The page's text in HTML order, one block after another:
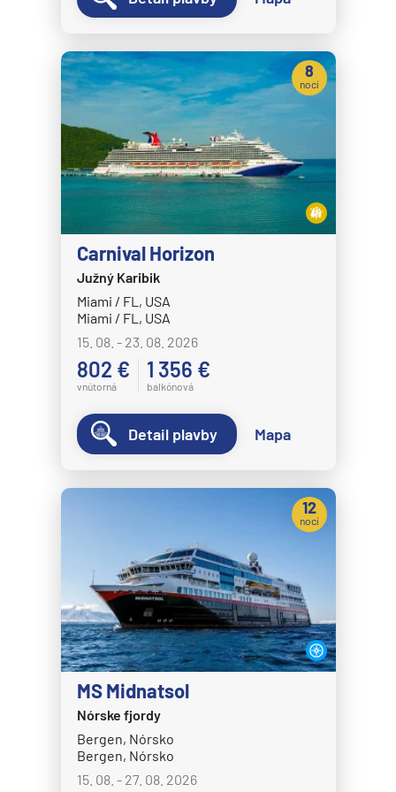
MSC Grandiosa
MSC Lirica
MSC Magnifica
MSC Meraviglia
MSC Musica
MSC Opera
MSC Orchestra
MSC Poesia
MSC Preziosa
MSC Seascape
MSC Seashore
MSC Seaside
MSC Seaview
MSC Sinfonia
MSC World America
MSC World Asia
MSC World Atlantic
MSC World Europa
Norwegian Cruise Line
Norwegian Aqua
Norwegian Aura
Norwegian Bliss
Norwegian Breakaway
Carnival Horizon
Južný Karibik
Miami / FL, USA
Miami / FL, USA
15. 08. - 23. 08. 2026
802 €
vnútorná
1 356 €
balkónová
8
nocí
Detail plavby Mapa
MS Midnatsol
Nórske fjordy
Bergen, Nórsko
Bergen, Nórsko
15. 08. - 27. 08. 2026
12
nocí